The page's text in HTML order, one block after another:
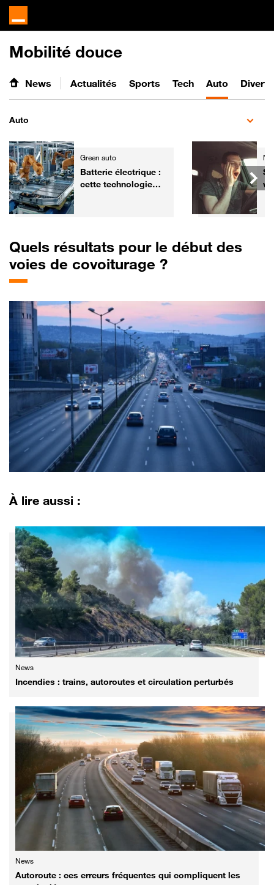
Mobilité douce
News Actualités Sports Tech Auto
Auto
Green auto
Batterie électrique :
cette technologie
Quels résultats pour le début des
voies de covoiturage ?
À lire aussi :
News
Incendies : trains, autoroutes et circulation perturbés
News
Autoroute : ces erreurs fréquentes qui compliquent les